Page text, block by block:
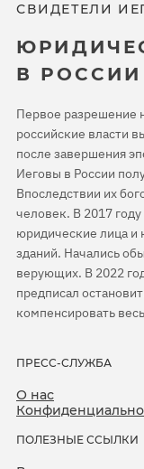
СВИДЕТЕЛИ
В РОССИИ
Первое разрешение
российские власти
после завершения
Иеговы в России
Впоследствии их
человек. В 2017
юридические лица и
зданий. Начались
верующих. В 2022
предписал
компенсировать
ПРЕСС-СЛУЖБА
О нас
ПОЛЕЗНЫЕ ССЫЛКИ